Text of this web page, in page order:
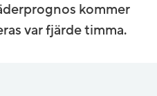
kommer
var fjärde timma.